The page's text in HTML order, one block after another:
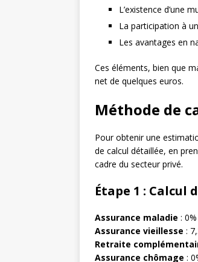
L’existence d’une
La participation à
Les avantages en
Ces éléments, bien que
net de quelques euros.
Méthode de
Pour obtenir une
de calcul détaillée, en
cadre du secteur privé.
Étape 1 : Calcul
Assurance maladie :
Assurance vieillesse :
Retraite
Assurance chômage :